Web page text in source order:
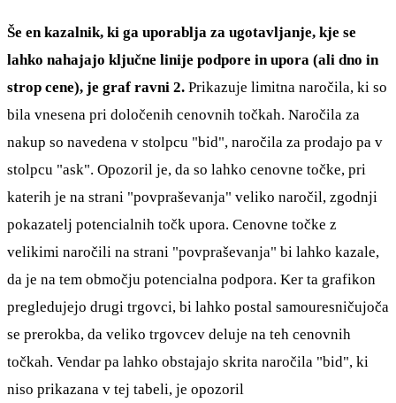
Še en kazalnik, ki ga uporablja za ugotavljanje, kje se
lahko nahajajo ključne linije podpore in upora (ali dno in
strop cene), je graf ravni 2. Prikazuje limitna naročila, ki so
bila vnesena pri določenih cenovnih točkah. Naročila za
nakup so navedena v stolpcu "bid", naročila za prodajo pa v
stolpcu "ask". Opozoril je, da so lahko cenovne točke, pri
katerih je na strani "povpraševanja" veliko naročil, zgodnji
pokazatelj potencialnih točk upora. Cenovne točke z
velikimi naročili na strani "povpraševanja" bi lahko kazale,
da je na tem območju potencialna podpora. Ker ta grafikon
pregledujejo drugi trgovci, bi lahko postal samouresničujoča
se prerokba, da veliko trgovcev deluje na teh cenovnih
točkah. Vendar pa lahko obstajajo skrita naročila "bid", ki
niso prikazana v tej tabeli, je opozoril